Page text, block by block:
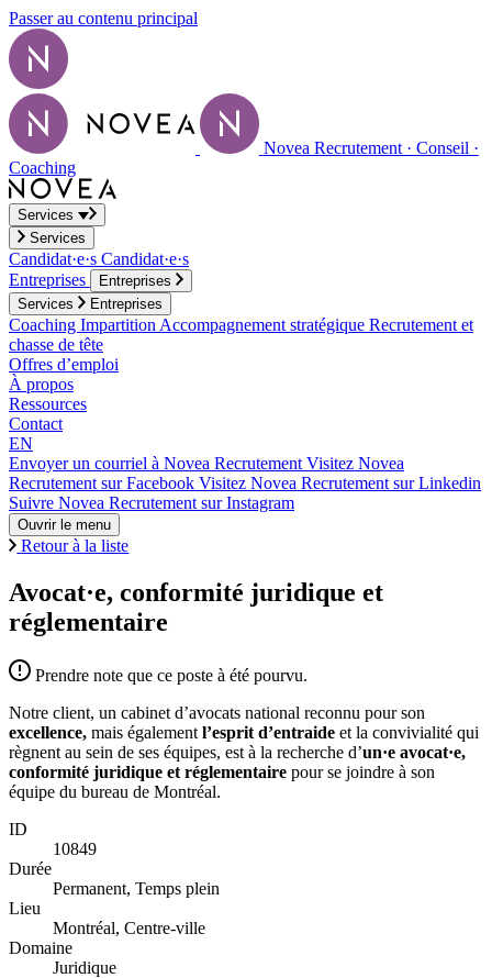
Passer au contenu principal
Novea Recrutement · Conseil ·
Coaching
Services
Services
Candidat·e·s Candidat·e·s
Entreprises
Entreprises
Services
Entreprises
Coaching Impartition Accompagnement stratégique Recrutement et
chasse de tête
Offres d’emploi
À propos
Ressources
Contact
EN
Envoyer un courriel à Novea Recrutement Visitez Novea
Recrutement sur Facebook Visitez Novea Recrutement sur Linkedin
Suivre Novea Recrutement sur Instagram
Ouvrir le menu
Retour à la liste
Avocat·e, conformité juridique et
réglementaire
Prendre note que ce poste à été pourvu.
Notre client, un cabinet d’avocats national reconnu pour son
excellence, mais également l’esprit d’entraide et la convivialité qui
règnent au sein de ses équipes, est à la recherche d’un·e avocat·e,
conformité juridique et réglementaire pour se joindre à son
équipe du bureau de Montréal.
ID
10849
Durée
Permanent, Temps plein
Lieu
Montréal, Centre-ville
Domaine
Juridique